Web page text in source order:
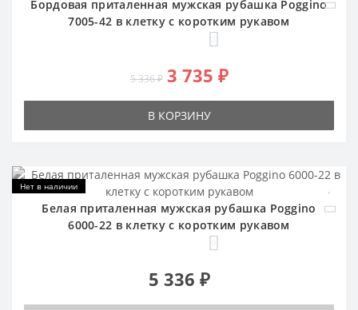
Бордовая приталенная мужская рубашка Poggino
7005-42 в клетку с коротким рукавом
5 336 ₽ 3 735 ₽
В КОРЗИНУ
Нет в наличии
Белая приталенная мужская рубашка Poggino
6000-22 в клетку с коротким рукавом
5 336 ₽